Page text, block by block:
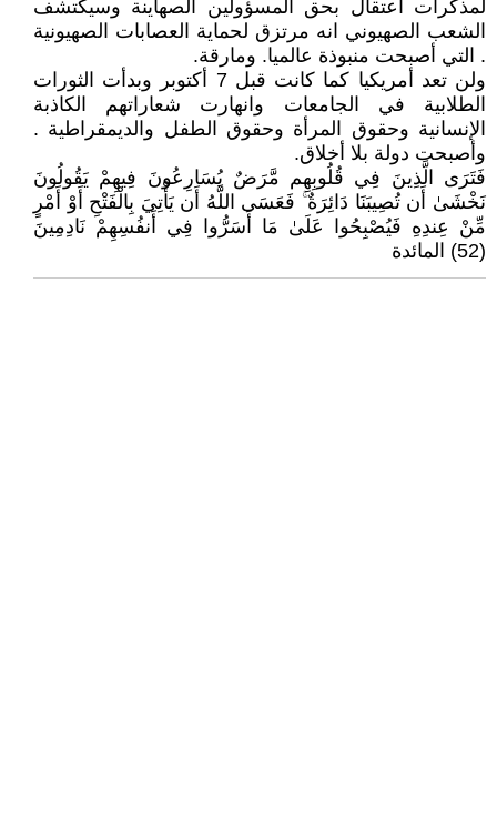
لمذكرات اعتقال بحق المسؤولين الصهاينة وسيكتشف
الشعب الصهيوني انه مرتزق لحماية العصابات الصهيونية
. التي أصبحت منبوذة عالميا. ومارقة.
ولن تعد أمريكيا كما كانت قبل 7 أكتوبر وبدأت الثورات
الطلابية في الجامعات وانهارت شعاراتهم الكاذبة
الإنسانية وحقوق المرأة وحقوق الطفل والديمقراطية .
وأصبحت دولة بلا أخلاق.
فَتَرَى الَّذِينَ فِي قُلُوبِهِم مَّرَضٌ يُسَارِعُونَ فِيهِمْ يَقُولُونَ
نَخْشَىٰ أَن تُصِيبَنَا دَائِرَةٌ ۚ فَعَسَى اللَّهُ أَن يَأْتِيَ بِالْفَتْحِ أَوْ أَمْرٍ
مِّنْ عِندِهِ فَيُصْبِحُوا عَلَىٰ مَا أَسَرُّوا فِي أَنفُسِهِمْ نَادِمِينَ
(52) المائدة